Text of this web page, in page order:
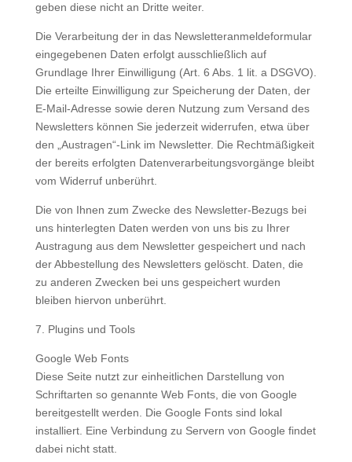
geben diese nicht an Dritte weiter.
Die Verarbeitung der in das Newsletteranmeldeformular
eingegebenen Daten erfolgt ausschließlich auf
Grundlage Ihrer Einwilligung (Art. 6 Abs. 1 lit. a DSGVO).
Die erteilte Einwilligung zur Speicherung der Daten, der
E-Mail-Adresse sowie deren Nutzung zum Versand des
Newsletters können Sie jederzeit widerrufen, etwa über
den „Austragen“-Link im Newsletter. Die Rechtmäßigkeit
der bereits erfolgten Datenverarbeitungsvorgänge bleibt
vom Widerruf unberührt.
Die von Ihnen zum Zwecke des Newsletter-Bezugs bei
uns hinterlegten Daten werden von uns bis zu Ihrer
Austragung aus dem Newsletter gespeichert und nach
der Abbestellung des Newsletters gelöscht. Daten, die
zu anderen Zwecken bei uns gespeichert wurden
bleiben hiervon unberührt.
7. Plugins und Tools
Google Web Fonts
Diese Seite nutzt zur einheitlichen Darstellung von
Schriftarten so genannte Web Fonts, die von Google
bereitgestellt werden. Die Google Fonts sind lokal
installiert. Eine Verbindung zu Servern von Google findet
dabei nicht statt.